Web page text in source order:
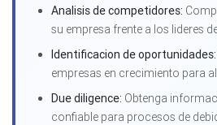
Analisis de competidores:
su empresa frente a los lideres
Identificacion de oportunidades:
empresas en crecimiento para
Due diligence: Obtenga
confiable para procesos de